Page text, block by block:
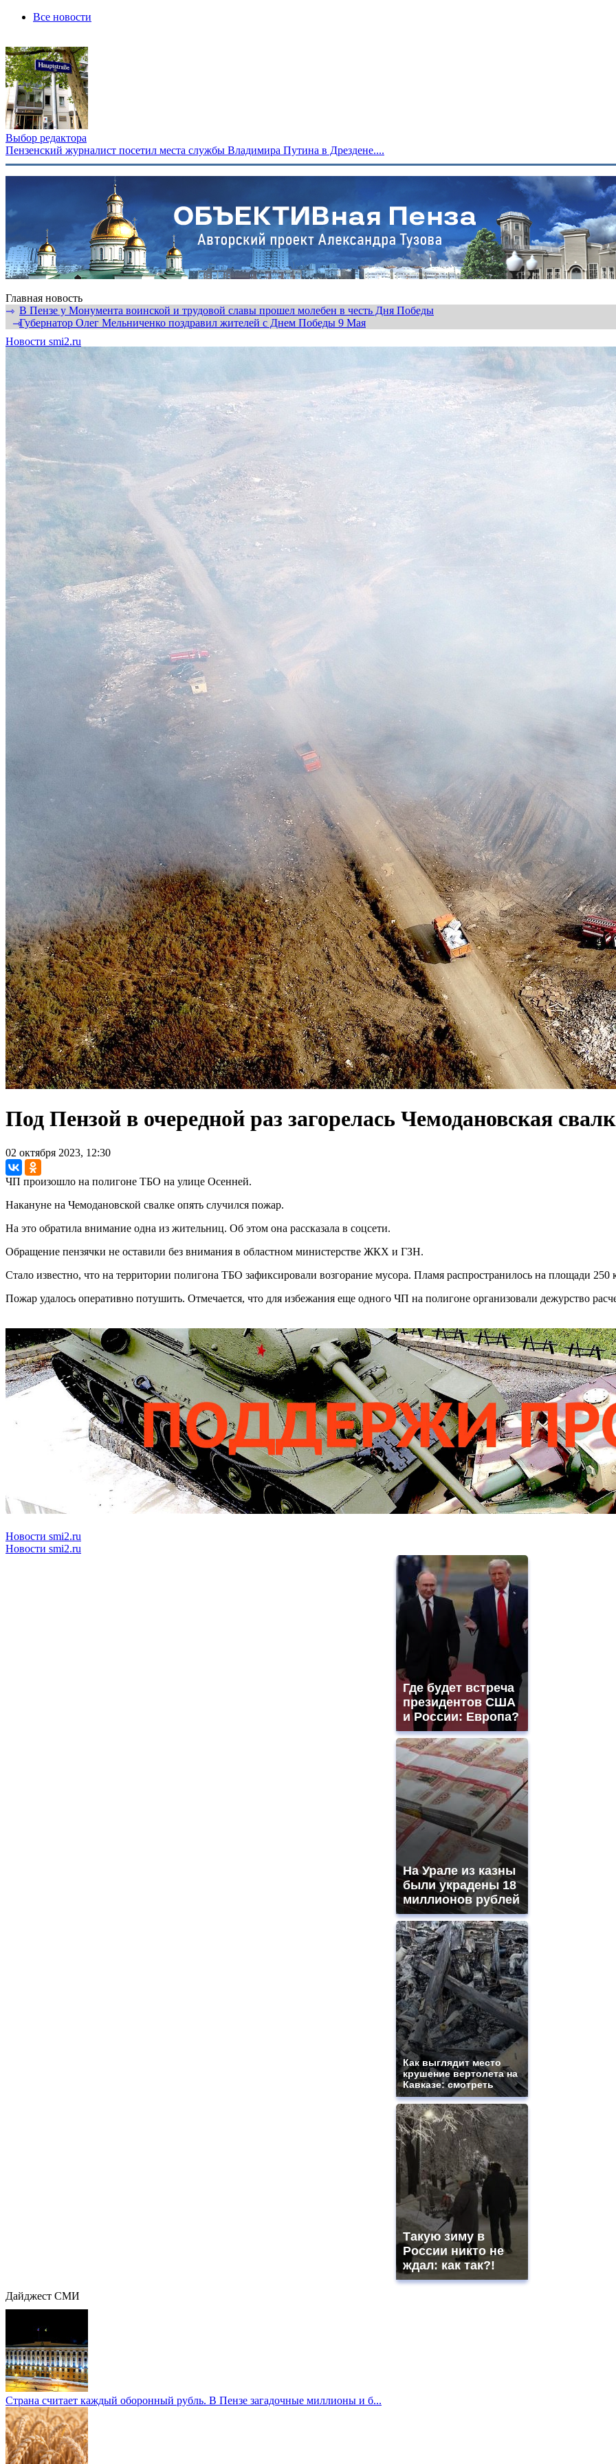
Все новости
Выбор редактора
Пензенский журналист посетил места службы Владимира Путина в Дрездене....
Главная новость
⇾ В Пензе у Монумента воинской и трудовой славы прошел молебен в честь Дня Победы
⇾Губернатор Олег Мельниченко поздравил жителей с Днем Победы 9 Мая
Новости smi2.ru
Под Пензой в очередной раз загорелась Чемодановская
02 октября 2023, 12:30
ЧП произошло на полигоне ТБО на улице Осенней.
Накануне на Чемодановской свалке опять случился пожар.
На это обратила внимание одна из жительниц. Об этом она рассказала в соцсети.
Обращение пензячки не оставили без внимания в областном министерстве ЖКХ и ГЗН.
Стало известно, что на территории полигона ТБО зафиксировали возгорание мусора. Пламя распространилось на площади 250
Пожар удалось оперативно потушить. Отмечается, что для избежания еще одного ЧП на полигоне организовали дежурство
Новости smi2.ru
Новости smi2.ru
Где будет встреча
президентов США
и России: Европа?
На Урале из казны
были украдены 18
миллионов рублей
Как выглядит место
крушение вертолета на
Кавказе: смотреть
Такую зиму в
России никто не
ждал: как так?!
Дайджест СМИ
Страна считает каждый оборонный рубль. В Пензе загадочные миллионы и б...